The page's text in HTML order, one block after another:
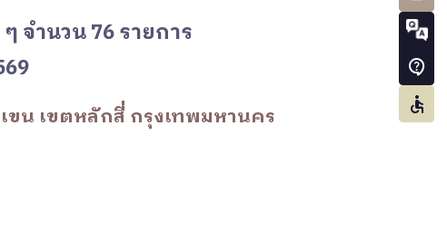
จำนวน 76 รายการ
ขน เขตหลักสี่ กรุงเทพมหานคร